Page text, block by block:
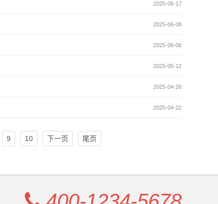
2025-06-17
2025-06-08
2025-06-06
2025-05-12
2025-04-26
2025-04-22
9 10 下一页 尾页